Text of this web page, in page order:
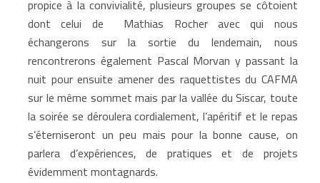
propice à la convivialité, plusieurs groupes se côtoient
dont celui de Mathias Rocher avec qui nous
échangerons sur la sortie du lendemain, nous
rencontrerons également Pascal Morvan y passant la
nuit pour ensuite amener des raquettistes du CAFMA
sur le même sommet mais par la vallée du Siscar, toute
la soirée se déroulera cordialement, l’apéritif et le repas
s’éterniseront un peu mais pour la bonne cause, on
parlera d’expériences, de pratiques et de projets
évidemment montagnards.